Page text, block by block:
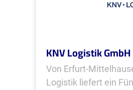
KNV Logistik GmbH
Von Erfurt-
Logistik liefert ein